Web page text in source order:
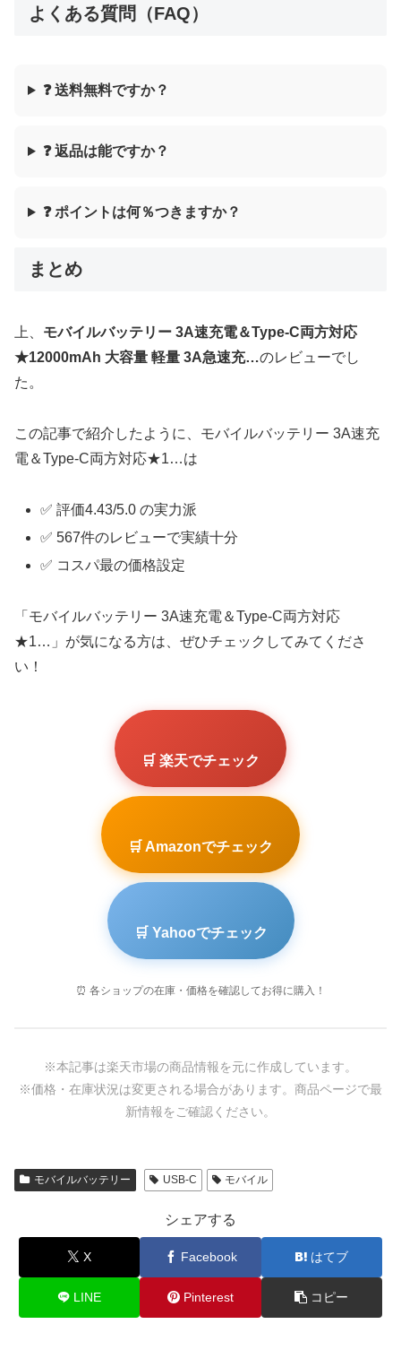
よくある質問（FAQ）
❓ 送料無料ですか？
❓ 返品は能ですか？
❓ ポイントは何％つきますか？
まとめ
上、 モバイルバッテリー 3A速充電＆Type-C両方対応
★12000mAh 大容量 軽量 3A急速充…のレビューでし
た。
この記事で紹介したように、モバイルバッテリー 3A速充
電＆Type-C両方対応★1…は
✅ 評価4.43/5.0 の実力派
✅ 567件のレビューで実績十分
✅ コスパ最の価格設定
「モバイルバッテリー 3A速充電＆Type-C両方対応
★1…」が気になる方は、ぜひチェックしてみてくださ
い！
🛒 楽天でチェック
🛒 Amazonでチェック
🛒 Yahooでチェック
⏰ 各ショップの在庫・価格を確認してお得に購入！
※本記事は楽天市場の商品情報を元に作成しています。
※価格・在庫状況は変更される場合があります。商品ページで最
新情報をご確認ください。
モバイルバッテリー USB-C モバイル
シェアする
X Facebook はてブ
LINE Pinterest コピー